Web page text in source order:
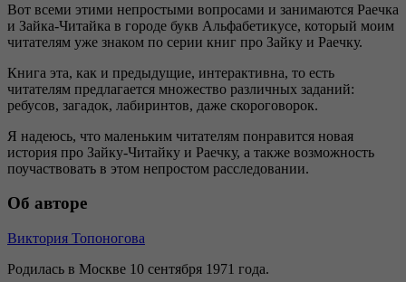
Вот всеми этими непростыми вопросами и занимаются Раечка
и Зайка-Читайка в городе букв Альфабетикусе, который моим
читателям уже знаком по серии книг про Зайку и Раечку.
Книга эта, как и предыдущие, интерактивна, то есть
читателям предлагается множество различных заданий:
ребусов, загадок, лабиринтов, даже скороговорок.
Я надеюсь, что маленьким читателям понравится новая
история про Зайку-Читайку и Раечку, а также возможность
поучаствовать в этом непростом расследовании.
Об авторе
Виктория Топоногова
Родилась в Москве 10 сентября 1971 года.